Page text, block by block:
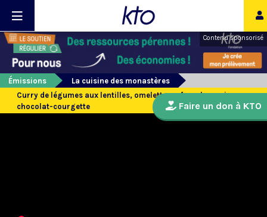
Contenu sponsorisé
Émissions
La cuisine des monastères
Curry de légumes aux lentilles, omelette au four, brownie
chocolat-courgette
Faire un don à KTO